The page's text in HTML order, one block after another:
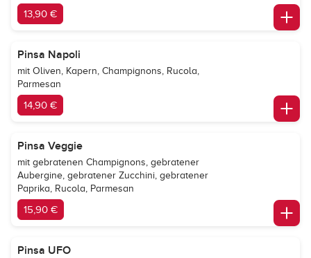
13,90 €
Pinsa Napoli
mit Oliven, Kapern, Champignons, Rucola,
Parmesan
14,90 €
Pinsa Veggie
mit gebratenen Champignons, gebratener
Aubergine, gebratener Zucchini, gebratener
Paprika, Rucola, Parmesan
15,90 €
Pinsa UFO